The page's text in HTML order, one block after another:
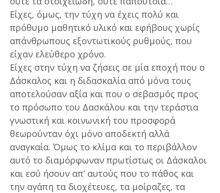
Είχες, όμως, την τύχη να έχεις πολύ και
πρόθυμο μαθητικό υλικό και εφήβους χωρίς
απάνθρωπους εξοντωτικούς ρυθμούς, που
είχαν ελεύθερο χρόνο.
Είχες στην τύχη να ζήσεις σε μία εποχή που ο
Δάσκαλος και η διδασκαλία από μόνα τους
αποτελούσαν αξία και που ο σεβασμός προς
το πρόσωπο του Δασκάλου και την τεράστια
γνωστική και κοινωνική του προσφορά
θεωρούνταν όχι μόνο αποδεκτή αλλά
αναγκαία. Όμως το κλίμα και το περιβάλλον
αυτό το διαμόρφωναν πρωτίστως οι Δάσκαλοι
και εσύ ήσουν απ’ αυτούς που το πάθος και
την αγάπη τα διοχέτευες, τα μοίραζες, τα